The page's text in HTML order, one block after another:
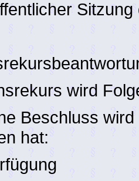
wird
Beschluss
hat: